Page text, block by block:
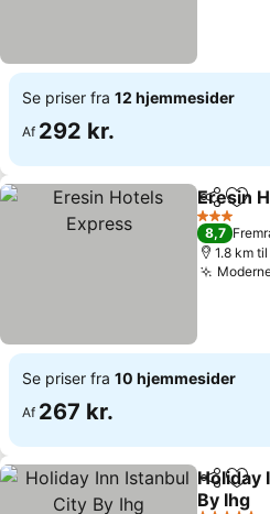
Se priser fra 12 hjemmesider
Af 292 kr.
Del Føj
Eresin
3 Stjerner
8,7
1.8 km
Se priser fra 10 hjemmesider
Af 267 kr.
Del Føj
Holiday
By Ihg